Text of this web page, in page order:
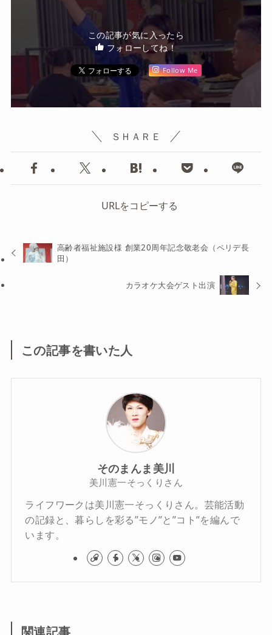
この記事が気に入ったら
フォローしてね！
Follow Me
ＳＨＡＲＥ
URLをコピーする
高齢者福祉施設様 創業20周年記念敬老会（ペリデ長
田）
カラオケ大会ゲスト出演
この記事を書いた人
そのまんま美川
美川憲一そっくりさん
ライフワークは美川憲一そっくりさん。芸能活動
の記録と、暮らしを彩る”モノ”と”コト”を編んで
います。
関連記事